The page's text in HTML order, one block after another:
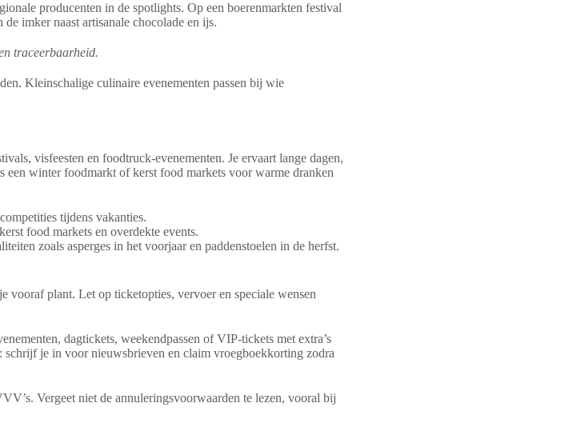
producenten in de spotlights. Op een boerenmarkten festival
imker naast artisanale chocolade en ijs.
traceerbaarheid.
Kleinschalige culinaire evenementen passen bij wie
visfeesten en foodtruck-evenementen. Je ervaart lange dagen,
een winter foodmarkt of kerst food markets voor warme dranken
tijdens vakanties.
food markets en overdekte events.
zoals asperges in het voorjaar en paddenstoelen in de herfst.
vooraf plant. Let op ticketopties, vervoer en speciale wensen
dagtickets, weekendpassen of VIP-tickets met extra’s
je in voor nieuwsbrieven en claim vroegboekkorting zodra
Vergeet niet de annuleringsvoorwaarden te lezen, vooral bij